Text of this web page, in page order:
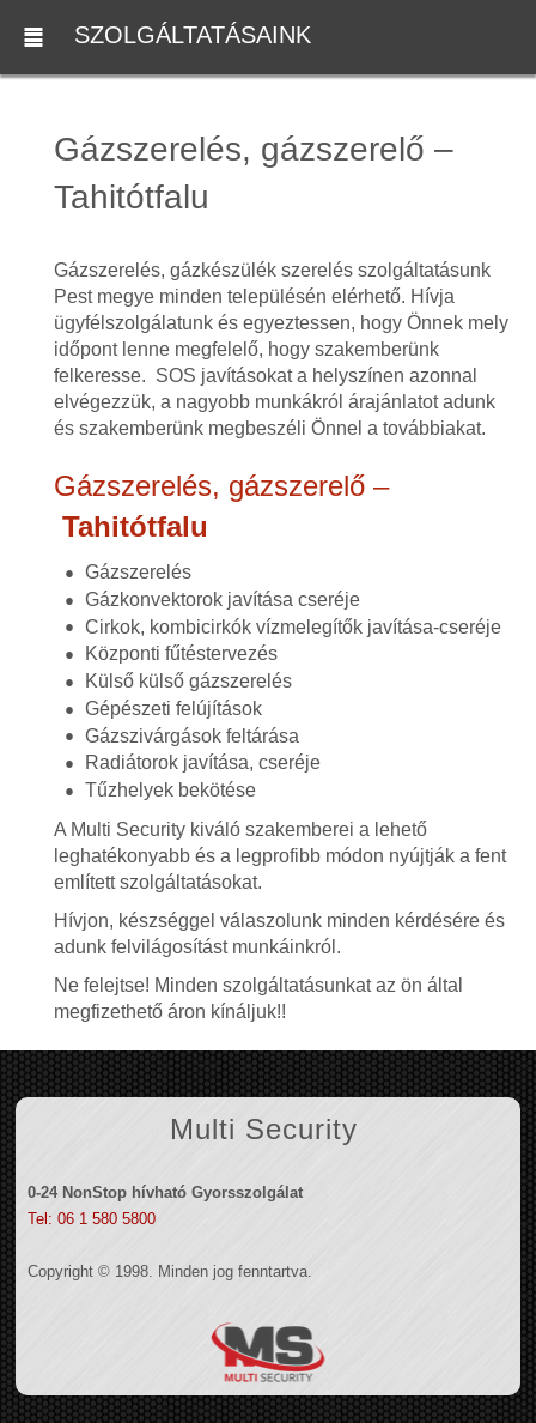
SZOLGÁLTATÁSAINK
Gázszerelés, gázszerelő –
Tahitótfalu
Gázszerelés, gázkészülék szerelés szolgáltatásunk
Pest megye minden településén elérhető. Hívja
ügyfélszolgálatunk és egyeztessen, hogy Önnek mely
időpont lenne megfelelő, hogy szakemberünk
felkeresse. SOS javításokat a helyszínen azonnal
elvégezzük, a nagyobb munkákról árajánlatot adunk
és szakemberünk megbeszéli Önnel a továbbiakat.
Gázszerelés, gázszerelő –
Tahitótfalu
Gázszerelés
Gázkonvektorok javítása cseréje
Cirkok, kombicirkók vízmelegítők javítása-cseréje
Központi fűtéstervezés
Külső külső gázszerelés
Gépészeti felújítások
Gázszivárgások feltárása
Radiátorok javítása, cseréje
Tűzhelyek bekötése
A Multi Security kiváló szakemberei a lehető
leghatékonyabb és a legprofibb módon nyújtják a fent
említett szolgáltatásokat.
Hívjon, készséggel válaszolunk minden kérdésére és
adunk felvilágosítást munkáinkról.
Ne felejtse! Minden szolgáltatásunkat az ön által
megfizethető áron kínáljuk!!
Multi Security
0-24 NonStop hívható Gyorsszolgálat
Tel: 06 1 580 5800
Copyright © 1998. Minden jog fenntartva.